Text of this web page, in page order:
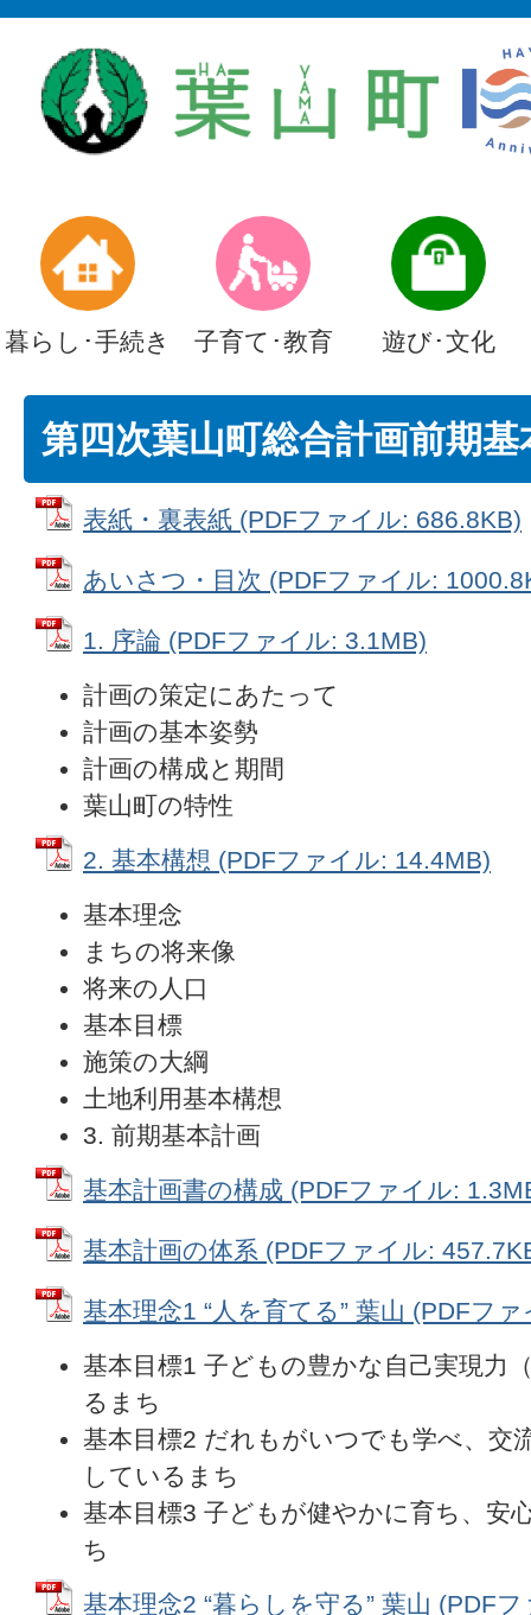
暮らし･手続き 子育て･教育 遊び･文化
第四次葉山町総合計画前期基
表紙・裏表紙 (PDFファイル: 686.8KB)
あいさつ・目次 (PDFファイル:
1. 序論 (PDFファイル: 3.1MB)
計画の策定にあたって
計画の基本姿勢
計画の構成と期間
葉山町の特性
2. 基本構想 (PDFファイル: 14.4MB)
基本理念
まちの将来像
将来の人口
基本目標
施策の大綱
土地利用基本構想
3. 前期基本計画
基本計画書の構成 (PDFファイル:
基本計画の体系 (PDFファイル:
基本理念1 “人を育てる” 葉山 (PDFフ
基本目標1 子どもの豊かな自己実現力
るまち
基本目標2 だれもがいつでも学べ、交
しているまち
基本目標3 子どもが健やかに育ち、安
ち
基本理念2 “暮らしを守る” 葉山 (PDF